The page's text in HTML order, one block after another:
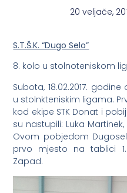
20 veljače,
S.T.Š.K. “Dugo Selo”
8. kolo u stolnoteniskom
Subota, 18.02.2017.
u stolnkteniskim ligama.
kod ekipe STK Donat i
su nastupili: Luka
Ovom pobjedom
prvo mjesto na tablici
Zapad.